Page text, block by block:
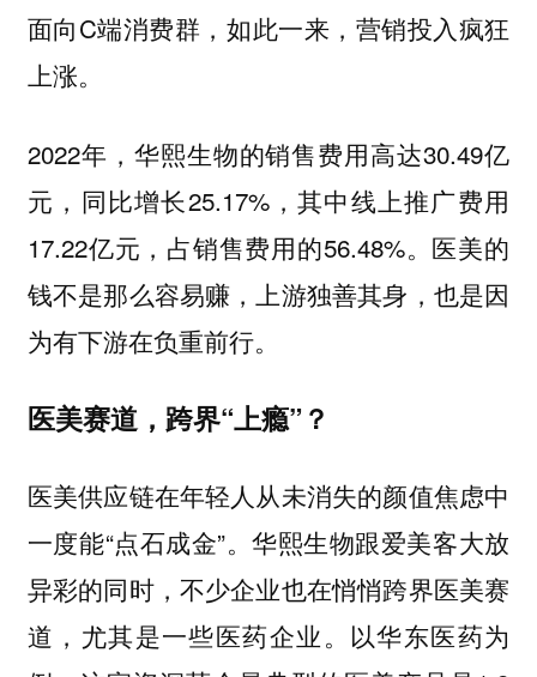
面向C端消费群，如此一来，营销投入疯狂
上涨。
2022年，华熙生物的销售费用高达30.49亿
元，同比增长25.17%，其中线上推广费用
17.22亿元，占销售费用的56.48%。医美的
钱不是那么容易赚，上游独善其身，也是因
为有下游在负重前行。
医美赛道，跨界“上瘾”？
医美供应链在年轻人从未消失的颜值焦虑中
一度能“点石成金”。华熙生物跟爱美客大放
异彩的同时，不少企业也在悄悄跨界医美赛
道，尤其是一些医药企业。以华东医药为